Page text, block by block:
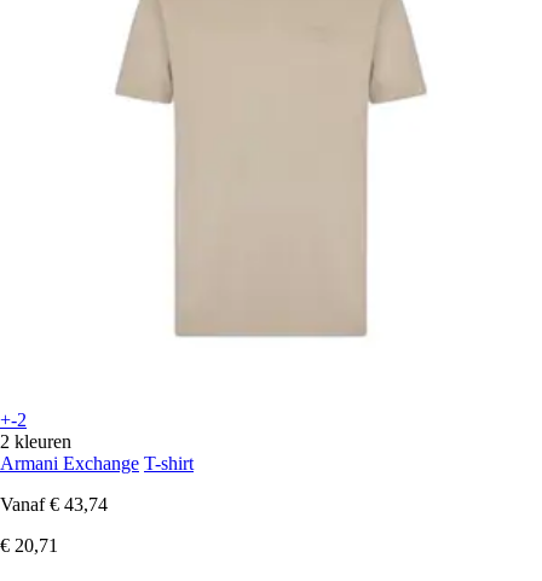
+-2
2 kleuren
Armani Exchange T-shirt
Vanaf € 43,74
€ 20,71